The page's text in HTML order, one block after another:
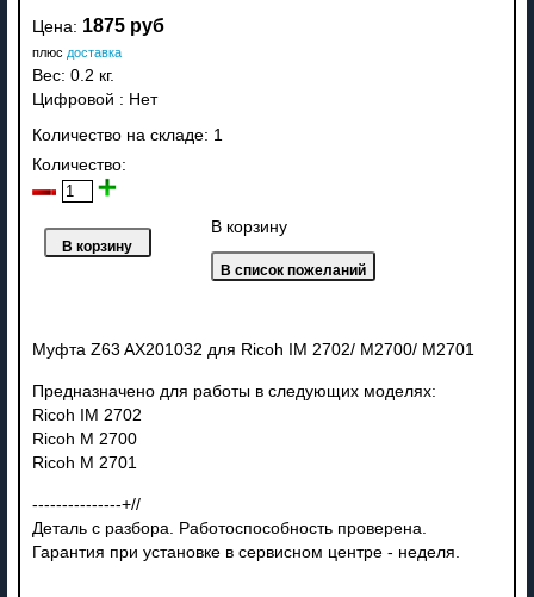
Цена: 1875 руб
плюс доставка
Вес: 0.2 кг.
Цифровой : Нет
Количество на складе: 1
Количество:
В корзину
Муфта Z63 AX201032 для Ricoh IM 2702/ M2700/ M2701
Предназначено для работы в следующих моделях:
Ricoh IM 2702
Ricoh M 2700
Ricoh M 2701
---------------+//
Деталь с разбора. Работоспособность проверена.
Гарантия при установке в сервисном центре - неделя.